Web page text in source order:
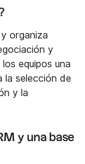
organiza
y
equipos una
la selección de
y la
y una base